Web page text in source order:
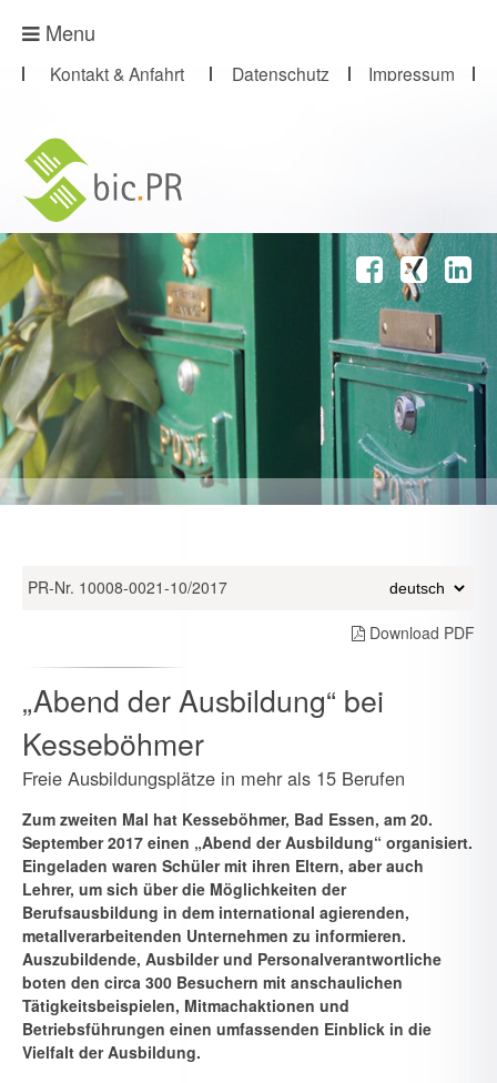
Menu
Presse-Abo
Kontakt & Anfahrt Datenschutz Impressum
PR-Nr. 10008-0021-10/2017
Download PDF
„Abend der Ausbildung“ bei
Kesseböhmer
Freie Ausbildungsplätze in mehr als 15 Berufen
Zum zweiten Mal hat Kesseböhmer, Bad Essen, am 20.
September 2017 einen „Abend der Ausbildung“ organisiert.
Eingeladen waren Schüler mit ihren Eltern, aber auch
Lehrer, um sich über die Möglich­keiten der
Berufsausbildung in dem international agierenden,
metall­verarbeitenden Unternehmen zu informieren.
Auszubildende, Ausbil­der und Personalverantwortliche
boten den circa 300 Besuchern mit anschaulichen
Tätigkeitsbeispielen, Mitmachaktionen und
Betriebs­führungen einen umfassenden Einblick in die
Vielfalt der Ausbildung.